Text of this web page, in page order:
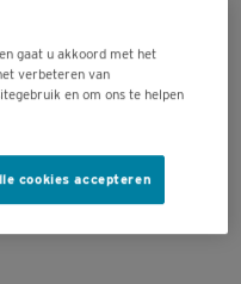
gaat u akkoord met het
verbeteren van
en om ons te helpen
cookies accepteren